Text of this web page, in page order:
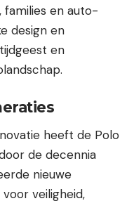
families en auto-
design en
en
heeft de Polo
de decennia
nieuwe
veiligheid,